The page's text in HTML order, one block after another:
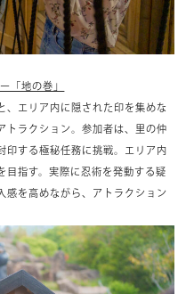
「地の巻」
、エリア内に隠された印を集めな
トラクション。参加者は、里の仲
印する極秘任務に挑戦。エリア内
目指す。実際に忍術を発動する疑
感を高めながら、アトラクション